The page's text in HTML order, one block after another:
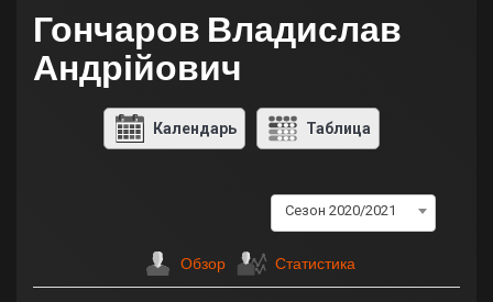
Гончаров Владислав
Андрійович
Календарь Таблица
Сезон 2020/2021
Обзор Статистика